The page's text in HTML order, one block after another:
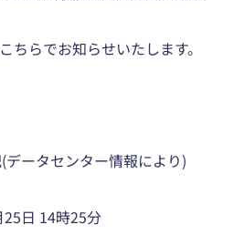
ちらでお知らせいたします。
ータセンター情報により)
日 14時25分